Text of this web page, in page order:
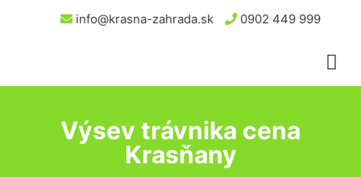
info@krasna-zahrada.sk 0902 449 999
Výsev trávnika cena
Krasňany